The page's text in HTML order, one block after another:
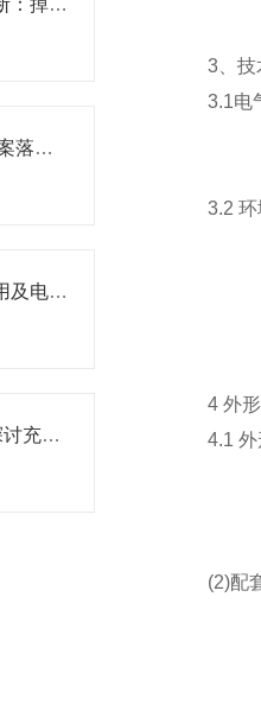
远程抄表系统故障自诊断：掉线、漏抄与补抄机制
SST 固态变压器配套方案落地！安科瑞弧光 / 测温 / 绝缘监测一站式配齐
小功率直流充电桩的应用及电能计量选型分析
加油站“变身”快充站，探讨充电新模式
3、技
3.1电
3.2 环
4 外形
4.1 外
(2)配套